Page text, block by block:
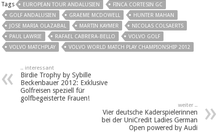
Tags EUROPEAN TOUR ANDALUSIEN
FINCA CORTESIN GC
GOLF ANDALUSIEN
GRAEME MCDOWELL
HUNTER MAHAN
JOSE MARIA OLAZABAL
MARTIN KAYMER
NICOLAS COLSAERTS
PAUL LAWRIE
RAFAEL CABRERA-BELLO
VOLVO GOLF
VOLVO MATCHPLAY
VOLVO WORLD MATCH PLAY CHAMPIONSHIP 2012
.. interessant
Birdie Trophy by Sybille
Beckenbauer 2012: Exklusive
Golfreisen speziell für
golfbegeisterte Frauen!
weiter ..
Vier deutsche Kaderspielerinnen
bei der UniCredit Ladies German
Open powered by Audi